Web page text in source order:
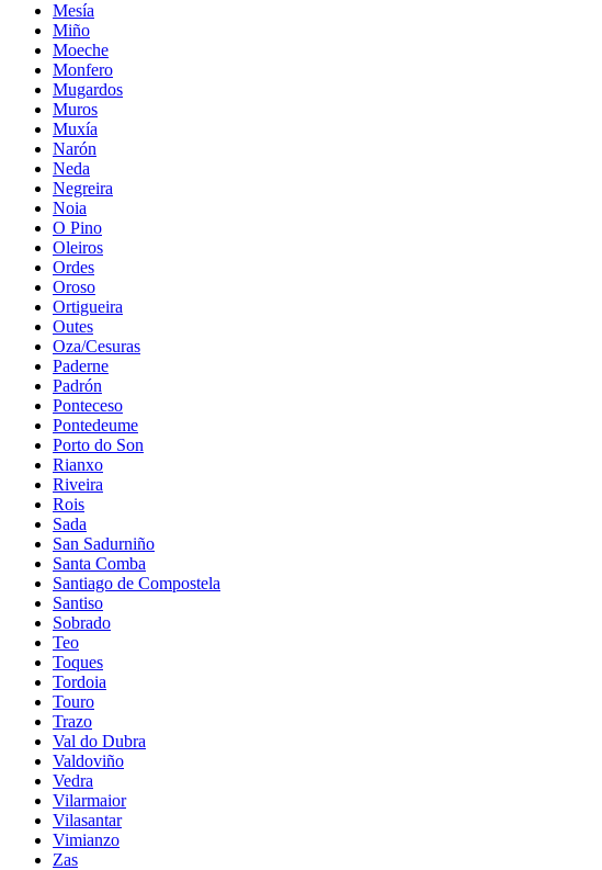
Mesía
Miño
Moeche
Monfero
Mugardos
Muros
Muxía
Narón
Neda
Negreira
Noia
O Pino
Oleiros
Ordes
Oroso
Ortigueira
Outes
Oza/Cesuras
Paderne
Padrón
Ponteceso
Pontedeume
Porto do Son
Rianxo
Riveira
Rois
Sada
San Sadurniño
Santa Comba
Santiago de Compostela
Santiso
Sobrado
Teo
Toques
Tordoia
Touro
Trazo
Val do Dubra
Valdoviño
Vedra
Vilarmaior
Vilasantar
Vimianzo
Zas